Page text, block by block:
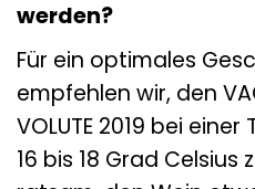
werden?
Für ein optimales
empfehlen wir, den
VOLUTE 2019 bei
16 bis 18 Grad Celsius